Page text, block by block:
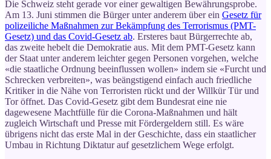
Die Schweiz steht gerade vor einer gewaltigen Bewährungsprobe.
Am 13. Juni stimmen die Bürger unter anderem über ein Gesetz für
polizeiliche Maßnahmen zur Bekämpfung des Terrorismus (PMT-
Gesetz) und das Covid-Gesetz ab. Ersteres baut Bürgerrechte ab,
das zweite hebelt die Demokratie aus. Mit dem PMT-Gesetz kann
der Staat unter anderem leichter gegen Personen vorgehen, welche
«die staatliche Ordnung beeinflussen wollen» indem sie «Furcht und
Schrecken verbreiten», was beängstigend einfach auch friedliche
Kritiker in die Nähe von Terroristen rückt und der Willkür Tür und
Tor öffnet. Das Covid-Gesetz gibt dem Bundesrat eine nie
dagewesene Machtfülle für die Corona-Maßnahmen und hält
zugleich Wirtschaft und Presse mit Fördergeldern still. Es wäre
übrigens nicht das erste Mal in der Geschichte, dass ein staatlicher
Umbau in Richtung Diktatur auf gesetzlichem Wege erfolgt.